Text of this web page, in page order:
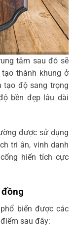
tâm sau đó sẽ
thành khung ở
tạo độ sang trọng
bền đẹp lâu dài
được sử dụng
tri ân, vinh danh
hiến tích cực
biến được các
sau đây: